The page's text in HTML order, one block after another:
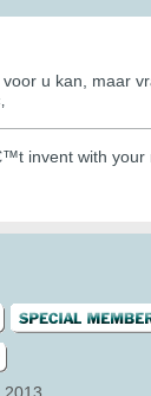
u kan, maar
invent with your